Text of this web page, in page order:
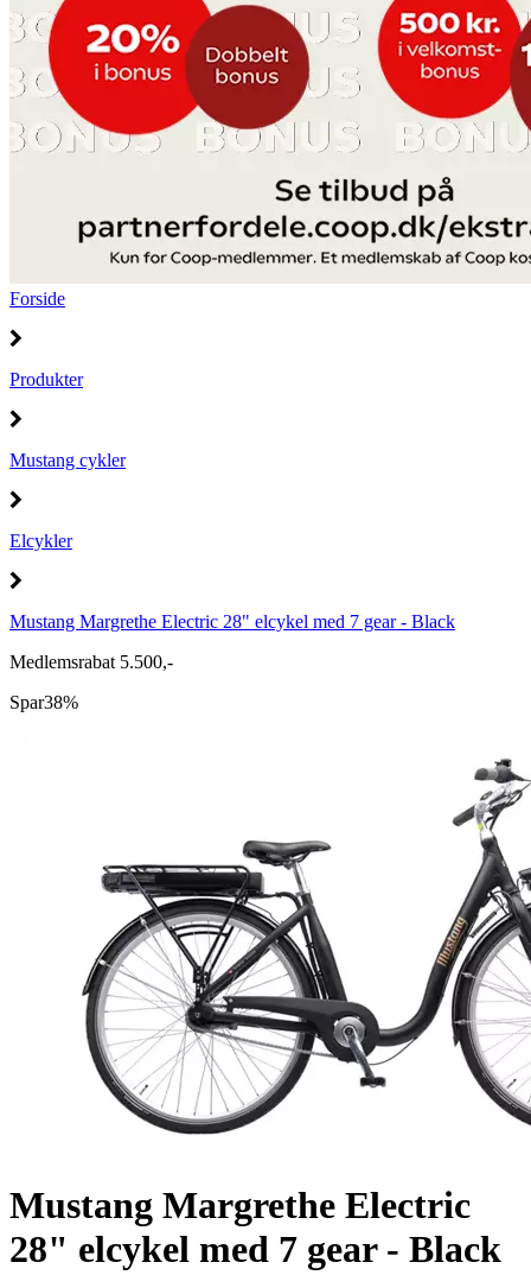
Forside
Produkter
Mustang cykler
Elcykler
Mustang Margrethe Electric 28" elcykel med 7 gear - Black
Medlemsrabat 5.500,-
Spar38%
Mustang Margrethe Electric
28" elcykel med 7 gear - Black